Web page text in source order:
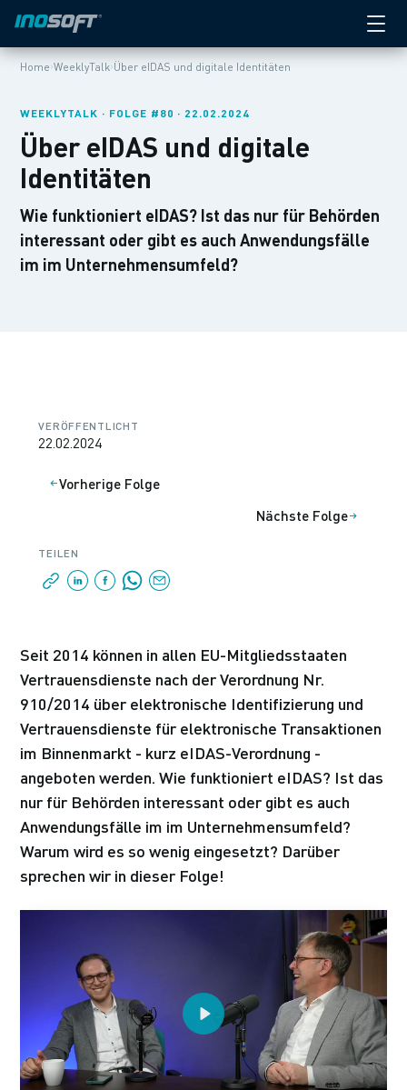
Home›WeeklyTalk›Über eIDAS und digitale Identitäten
WEEKLYTALK · FOLGE #80 · 22.02.2024
Über eIDAS und digitale
Identitäten
Wie funktioniert eIDAS? Ist das nur für Behörden
interessant oder gibt es auch Anwendungsfälle
im im Unternehmensumfeld?
VERÖFFENTLICHT
22.02.2024
Vorherige Folge
Nächste Folge
TEILEN
Seit 2014 können in allen EU-Mitgliedsstaaten
Vertrauensdienste nach der Verordnung Nr.
910/2014 über elektronische Identifizierung und
Vertrauensdienste für elektronische Transaktionen
im Binnenmarkt - kurz eIDAS-Verordnung -
angeboten werden. Wie funktioniert eIDAS? Ist das
nur für Behörden interessant oder gibt es auch
Anwendungsfälle im im Unternehmensumfeld?
Warum wird es so wenig eingesetzt? Darüber
sprechen wir in dieser Folge!
Play